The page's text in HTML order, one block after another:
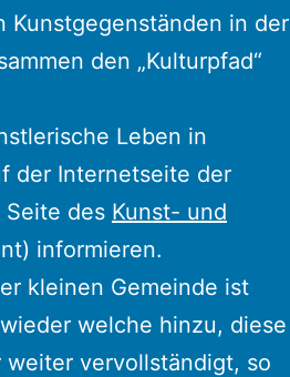
Kunstgegenständen in der
den „Kulturpfad“
Leben in
der Internetseite der
Seite des Kunst- und
informieren.
kleinen Gemeinde ist
welche hinzu, diese
weiter vervollständigt, so